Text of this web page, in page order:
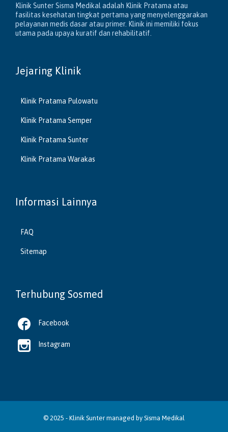
Klinik Sunter Sisma Medikal adalah Klinik Pratama atau
fasilitas kesehatan tingkat pertama yang menyelenggarakan
pelayanan medis dasar atau primer. Klinik ini memiliki fokus
utama pada upaya kuratif dan rehabilitatif.
Jejaring Klinik
Klinik Pratama Pulowatu
Klinik Pratama Semper
Klinik Pratama Sunter
Klinik Pratama Warakas
Informasi Lainnya
FAQ
Sitemap
Terhubung Sosmed
 Facebook
 Instagram
© 2025 - Klinik Suntermanaged by Sisma Medikal